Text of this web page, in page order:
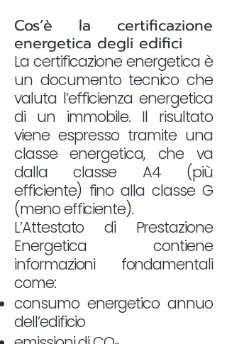
Cos’è la certificazione
energetica degli edifici
La certificazione energetica è
un documento tecnico che
valuta l’efficienza energetica
di un immobile. Il risultato
viene espresso tramite una
classe energetica, che va
dalla classe A4 (più
efficiente) fino alla classe G
(meno efficiente).
L’Attestato di Prestazione
Energetica contiene
informazioni fondamentali
come:
consumo energetico annuo
dell’edificio